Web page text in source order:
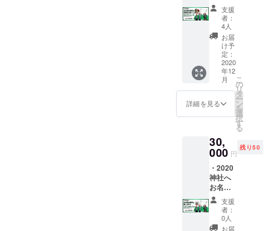
ものを
掲示し
ます ※
備考欄
にお名
前を入
力くだ
さい ※
本名、
会社名
もしく
可能 ※
文字数
は10文
字まで
になり
ます
を刻印
・須郷
貞次郎
さんの
ぶどう
ジュー
ス (スト
レート
ジュー
ス
720ml ×
2本セッ
ト） ※
レー
ザー印
刷した
ものを
掲示し
ます ※
備考欄
にお名
前を入
力くだ
支援
者：
4人
お届
け予
定：
2020
年12
月
詳細を見る
こ
の
リ
タ
ー
ン
を
選
択
す
る
30,
000 円
残り50
・2020
神社へ
お名前
を刻印
・職人
手作り
こけし
支援
者：
0人
お届